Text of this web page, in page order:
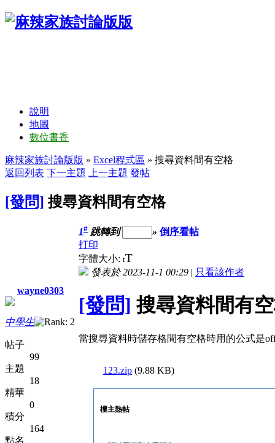
說明
地圖
數位書香
麻辣家族討論版版 » Excel程式區 » 搜尋資料間有空格
返回列表 下一主題 上一主題 發帖
[發問] 搜尋資料間有空格
wayne0303
中學生
帖子
99
主題
18
精華
0
積分
164
點名
1# 跳轉到 » 倒序看帖
打印
字體大小: tT
發表於 2023-11-1 00:29 | 只看該作者
[發問] 搜尋資料間有
當搜尋資料時儲存格間有空格時用的公式是
123.zip (9.88 KB)
樓主熱帖